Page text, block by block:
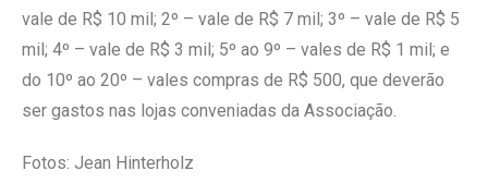
vale de R$ 10 mil; 2º – vale de R$ 7 mil; 3º – vale de R$ 5
mil; 4º – vale de R$ 3 mil; 5º ao 9º – vales de R$ 1 mil; e
do 10º ao 20º – vales compras de R$ 500, que deverão
ser gastos nas lojas conveniadas da Associação.
Fotos: Jean Hinterholz